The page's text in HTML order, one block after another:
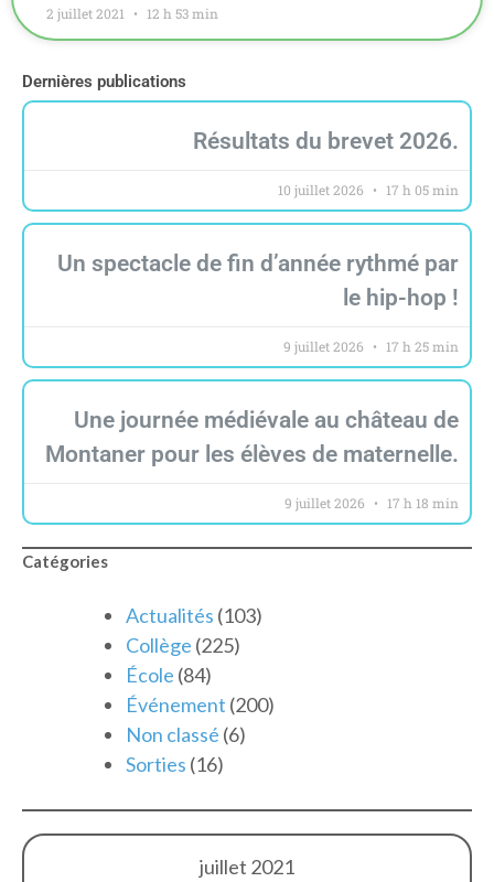
2 juillet 2021 12 h 53 min
Dernières publications
Résultats du brevet 2026.
10 juillet 2026 17 h 05 min
Un spectacle de fin d’année rythmé par
le hip-hop !
9 juillet 2026 17 h 25 min
Une journée médiévale au château de
Montaner pour les élèves de maternelle.
9 juillet 2026 17 h 18 min
Catégories
Actualités (103)
Collège (225)
École (84)
Événement (200)
Non classé (6)
Sorties (16)
juillet 2021